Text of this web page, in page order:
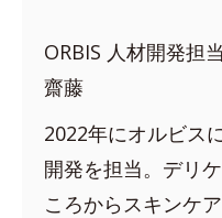
ORBIS 人材開発担当
齋藤
2022年にオルビス
開発を担当。デリ
ころからスキンケ